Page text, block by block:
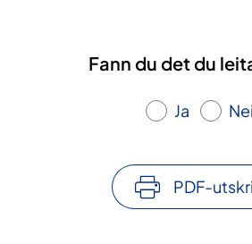
Fann du det du
Ja Nei
PDF-